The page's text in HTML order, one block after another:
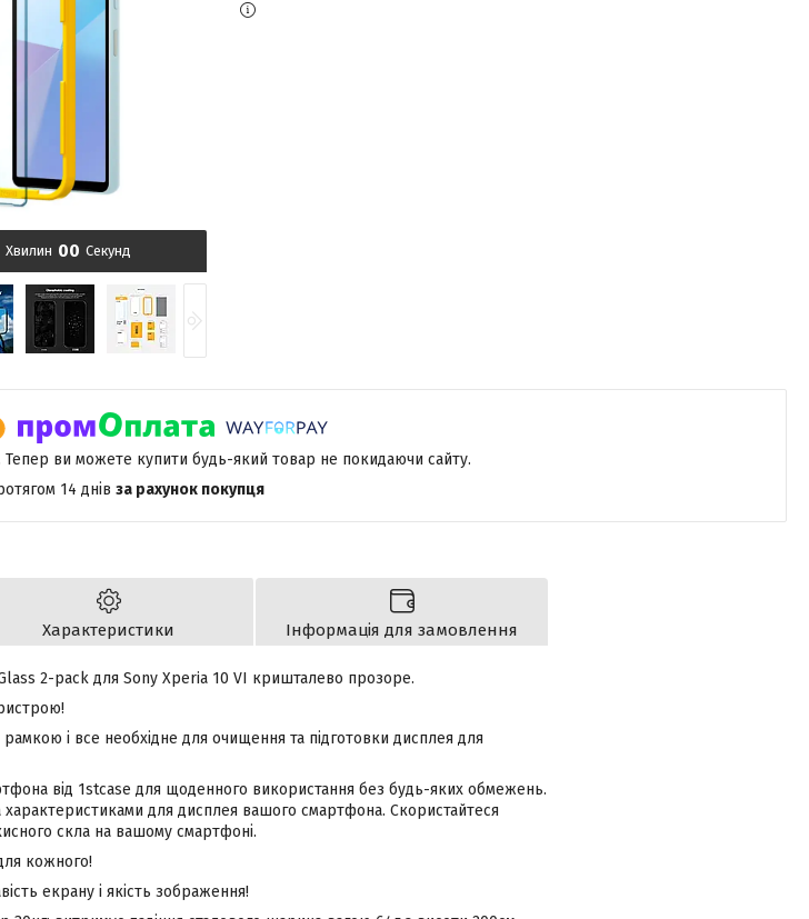
Хвилин 00 Секунд
Тепер ви можете купити будь-який товар не покидаючи сайту.
14 днів за рахунок покупця
Характеристики Інформація для замовлення
2-pack для Sony Xperia 10 VI кришталево прозоре.
і все необхідне для очищення та підготовки дисплея для
від 1stcase для щоденного використання без будь-яких обмежень.
для дисплея вашого смартфона. Скористайтеся
скла на вашому смартфоні.
кожного!
екрану і якість зображення!